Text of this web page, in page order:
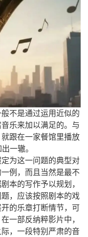
不是通过运用近似的
乐来加以满足的。与
就跟在一家餐馆里播放
一辙。
为这一问题的典型对
例 ，
而且当然是最不
本的写作予以规划 ，
，
应该按照剧本的戏
的乐章打断情节，
可
在一部反纳粹影片中，
际， 一段特别严肃的音